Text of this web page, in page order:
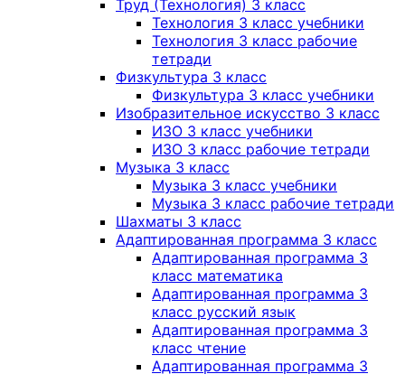
Труд (Технология) 3 класс
Технология 3 класс учебники
Технология 3 класс рабочие
тетради
Физкультура 3 класс
Физкультура 3 класс учебники
Изобразительное искусство 3 класс
ИЗО 3 класс учебники
ИЗО 3 класс рабочие тетради
Музыка 3 класс
Музыка 3 класс учебники
Музыка 3 класс рабочие тетради
Шахматы 3 класс
Адаптированная программа 3 класс
Адаптированная программа 3
класс математика
Адаптированная программа 3
класс русский язык
Адаптированная программа 3
класс чтение
Адаптированная программа 3